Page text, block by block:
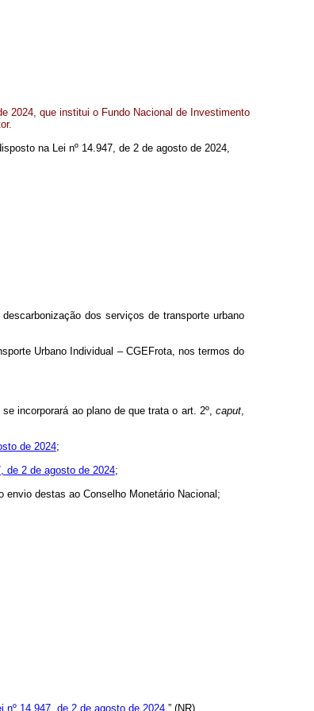
2024, que institui o Fundo Nacional de Investimento
na Lei nº 14.947, de 2 de agosto de 2024,
dos serviços de transporte urbano
Urbano Individual – CGEFrota, nos termos do
se incorporará ao plano de que trata o art. 2º,caput,
de 2024;
de 2 de agosto de 2024;
envio destas ao Conselho Monetário Nacional;
nº 14.947, de 2 de agosto de 2024.” (NR)